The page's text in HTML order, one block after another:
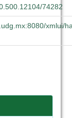
74282
xmlui/